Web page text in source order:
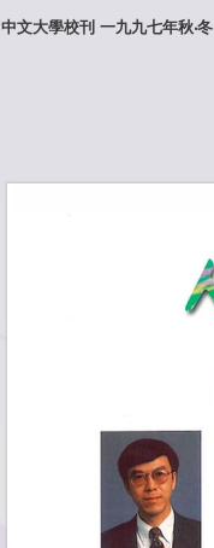
中文大學校刊 一九九七年秋‧冬